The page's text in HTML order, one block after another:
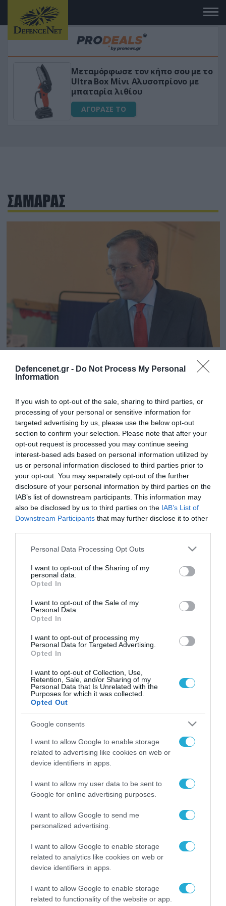
Defencenet.gr - Do Not Process My Personal
Information
If you wish to opt-out of the sale, sharing to third parties, or
processing of your personal or sensitive information for
targeted advertising by us, please use the below opt-out
section to confirm your selection. Please note that after your
opt-out request is processed you may continue seeing
interest-based ads based on personal information utilized by
us or personal information disclosed to third parties prior to
your opt-out. You may separately opt-out of the further
disclosure of your personal information by third parties on the
IAB’s list of downstream participants. This information may
also be disclosed by us to third parties on the IAB’s List of
Downstream Participants that may further disclose it to other
Please note that this website/app uses one or more Google
not limited to your visit or usage behaviour. You may click to
grant or deny consent to Google and its third-party tags to
use your data for below specified purposes in below Google
consent section.
Personal Data Processing Opt Outs
I want to opt-out of the Sharing of my
personal data.
Opted In
I want to opt-out of the Sale of my
Personal Data.
Opted In
I want to opt-out of processing my
Personal Data for Targeted Advertising.
Opted In
I want to opt-out of Collection, Use,
Retention, Sale, and/or Sharing of my
Personal Data that Is Unrelated with the
Purposes for which it was collected.
Opted Out
Google consents
I want to allow Google to enable storage
related to advertising like cookies on web or
device identifiers in apps.
I want to allow my user data to be sent to
Google for online advertising purposes.
I want to allow Google to send me
personalized advertising.
I want to allow Google to enable storage
related to analytics like cookies on web or
device identifiers in apps.
I want to allow Google to enable storage
related to functionality of the website or app.
Μεταμόρφωσε τον κήπο σου με το
Ultra Box Μίνι Αλυσοπρίονο με
μπαταρία λιθίου
ΑΓΟΡΑΣΕ ΤΟ
ΣΑΜΑΡΑΣ
Α.Σαμαράς: «Να ξεχάσουν δύο κράτη στην
Τούρκοι και οι “όποιοι άλλοι”»
Μήνυμα του πρώην πρωθυπουργού
Οι δύο πρώην πρωθυπουργοί Α.Σαμαράς και
Κ.Καραμανλής έδωσαν την τελευταία
προειδοποίηση στον Κ.Μητσοτάκη: «Άλλαξε
πορεία τώρα»
ήταν πολλά και ξεκάθαρα
FOCUS ON
07.08.2026 | 23:02
Ρωσική επίθεση προκάλεσε
Τσερνομόρετς (βίντεο)